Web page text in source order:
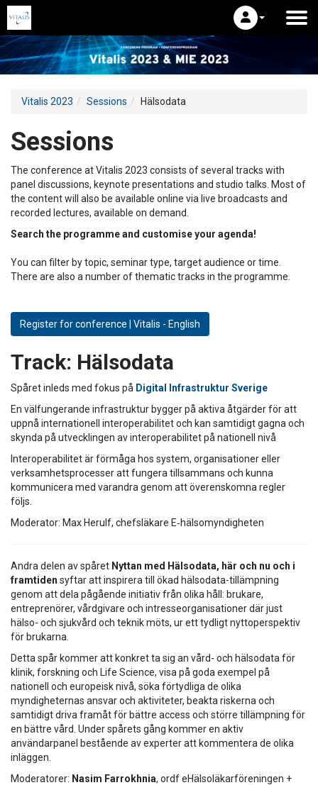
Vitalis 2023 Sessions Hälsodata
Sessions
The conference at Vitalis 2023 consists of several tracks with
panel discussions, keynote presentations and studio talks. Most of
the content will also be available online via live broadcasts and
recorded lectures, available on demand.
Search the programme and customise your agenda!
You can filter by topic, seminar type, target audience or time.
There are also a number of thematic tracks in the programme.
Register for conference | Vitalis - English
Track: Hälsodata
Spåret inleds med fokus på Digital Infrastruktur Sverige
En välfungerande infrastruktur bygger på aktiva åtgärder för att
uppnå internationell interoperabilitet och kan samtidigt gagna och
skynda på utvecklingen av interoperabilitet på nationell nivå
Interoperabilitet är förmåga hos system, organisationer eller
verksamhetsprocesser att fungera tillsammans och kunna
kommunicera med varandra genom att överenskomna regler
följs.
Moderator: Max Herulf, chefsläkare E‑hälsomyndigheten
Andra delen av spåret Nyttan med Hälsodata, här och nu och i
framtiden syftar att inspirera till ökad hälsodata-tillämpning
genom att dela pågående initiativ från olika håll: brukare,
entreprenörer, vårdgivare och intresseorganisationer där just
hälso- och sjukvård och teknik möts, ur ett tydligt nyttoperspektiv
för brukarna.
Detta spår kommer att konkret ta sig an vård- och hälsodata för
klinik, forskning och Life Science, visa på goda exempel på
nationell och europeisk nivå, söka förtydliga de olika
myndigheternas ansvar och aktiviteter, beakta riskerna och
samtidigt driva framåt för bättre access och större tillämpning för
en bättre vård. Under spårets gång kommer en aktiv
användarpanel bestående av experter att kommentera de olika
inläggen.
Moderatorer: Nasim Farrokhnia, ordf eHälsoläkarföreningen +